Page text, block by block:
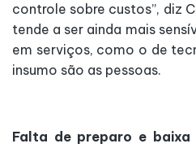
controle sobre custos”, diz
tende a ser ainda mais
em serviços, como o de
insumo são as pessoas.
Falta de preparo e baixa